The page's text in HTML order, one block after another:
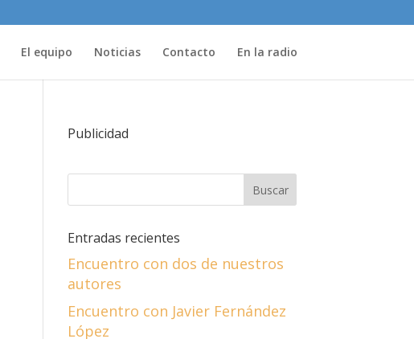
El equipo Noticias Contacto En la radio
Publicidad
Entradas recientes
Encuentro con dos de nuestros
autores
Encuentro con Javier Fernández
López